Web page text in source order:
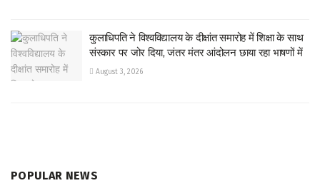
कुलाधिपति ने विश्वविद्यालय के दीक्षांत समारोह में शिक्षा के साथ
संस्कार पर जोर दिया, जंतर मंतर आंदोलन छाया रहा भाषणों में
August 3, 2026
POPULAR NEWS